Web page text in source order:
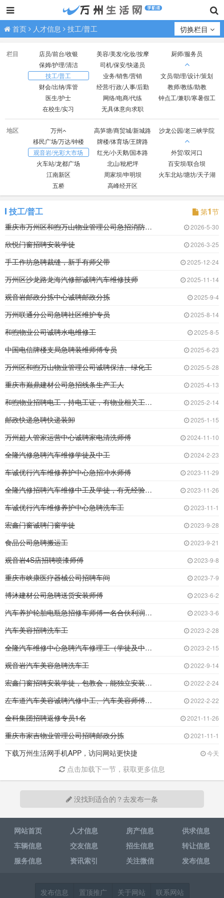
首页 人才信息 技工/普工 切换栏目
栏目 店员/前台/收银 美容/美发/化妆/按摩
厨师/服务员
保姆/护理/清洁
司机/保安/快递员
技工/普工
业务/销售/营销
文员/助理/设计/策划
财会/出纳/库管
经营/行政/人事/后勤
教师/教练/助教
医生/护士
网络/电商/代练
钟点工/兼职/寒暑假工
在校生/实习
无具体意向求职
地区 万州 高笋塘/商贸城/新城路
沙龙公园/老三峡学院
移民广场/万达/钟楼
牌楼/体育场/王牌路
观音岩/光彩大市场
红光/小天鹅/国本路
外贸/双河口
火车站/龙都广场
北山/枇杷坪
百安坝/联合坝
江南新区
周家坝/申明坝
火车北站/塘坊/天子湖
五桥
高峰经开区
技工/普工 第1节
重庆市万州区和煦万山物业管理公司急招消防监控
2026-5-30
欣悦门窗招聘安装学徒 2026-3-25
手工作坊急聘裁缝，新手有师父带 2025-12-24
万州区沙龙路龙海汽修部诚聘汽车维修技师 2025-11-14
观音岩邮政分拣中心诚聘邮政分拣 2025-9-4
万州联通分公司急聘社区维护专员 2025-8-14
和煦物业公司诚聘水电维修工 2025-8-5
中国电信牌楼支局急聘装维师傅专员 2025-6-23
万州区和煦万山物业管理公司诚聘保洁、绿化工 2025-5-28
重庆市巅鼎建材公司急招线条生产工人 2025-4-13
和煦物业招聘电工，持电工证，有物业相关工作经 2025-2-14
邮政快递急聘快递装卸 2025-1-15
万州超人管家运营中心诚聘家电清洗师傅 2024-11-10
全隆汽修急聘汽车维修学徒及中工 2024-2-23
车诚优行汽车维修养护中心急招冲水师傅 2023-11-29
全隆汽修招聘汽车维修中工及学徒，有无经验均可 2023-11-26
车诚优行汽车维修养护中心急聘洗车工 2023-11-1
宏鑫门窗诚聘门窗学徒 2023-9-28
食品公司急聘搬运工 2023-9-21
观音岩4S店招聘喷漆师傅 2023-9-8
重庆市峡康医疗器械公司招聘车间 2023-7-9
博沐建材公司急聘送货安装师傅 2023-6-2
汽车养护轮胎电瓶急招修车师傅一名合伙利润三七 2023-3-6
汽车美容招聘洗车工 2023-2-28
全隆汽车维修中心急聘汽车修理工（学徒及中工） 2023-2-15
观音岩汽车美容急聘洗车工 2022-9-14
宏鑫门窗招聘安装学徒，包教会，能独立安装后就 2022-2-24
左车道汽车美容诚聘汽修中工、汽车美容师傅、洗 2022-2-22
金科集团招聘返修专员1名 2021-11-26
重庆市家吉物业管理公司招聘邮政分拣 2021-11-1
下载万州生活网手机APP，访问网站更快捷 今天
点击加载下一节，获取更多信息
没找到适合的？去发布一条
网站首页 人才信息 房产信息
供求信息
车辆信息
交友信息 招生信息
转让信息
服务信息
资讯索引 关注微信 发布信息
发布信息 置顶推广 关于网站 联系网站